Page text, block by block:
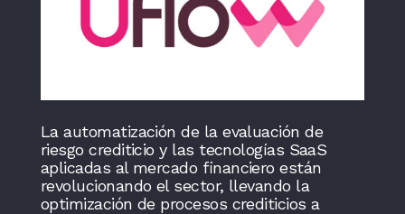
La automatización de la evaluación de
riesgo crediticio y las tecnologías SaaS
aplicadas al mercado financiero están
revolucionando el sector, llevando la
optimización de procesos crediticios a